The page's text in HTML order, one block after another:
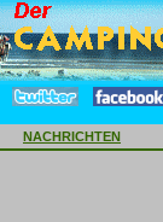
NACHRICHTEN